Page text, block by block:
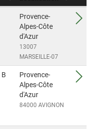
Provence-
Alpes-Côte
d'Azur
13007
MARSEILLE-07
Provence-
Alpes-Côte
d'Azur
84000 AVIGNON